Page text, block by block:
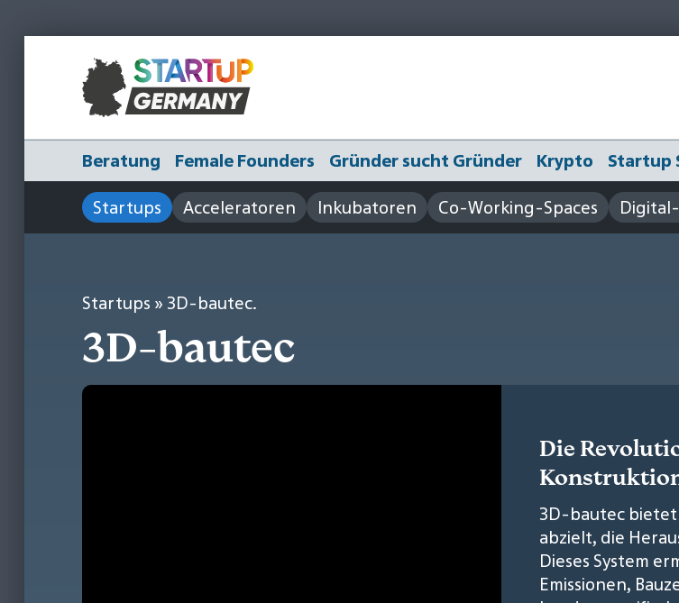
Beratung Female Founders Gründer sucht Gründer Krypto
Startup
Startups
Acceleratoren Inkubatoren Co-Working-Spaces
Startups » 3D-bautec.
3D-bautec
Die
3D-bautec bietet
abzielt, die
Dieses System
Emissionen,